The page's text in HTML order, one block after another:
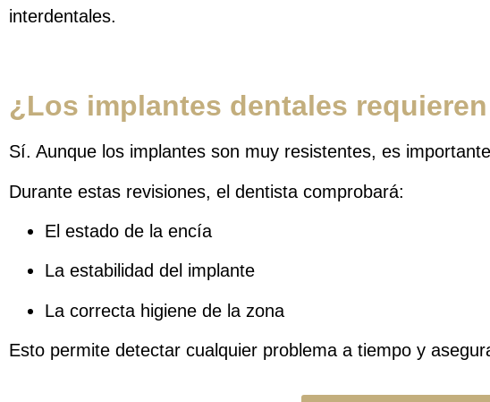
interdentales.
¿Los implantes dentales
Sí. Aunque los implantes son muy resistentes, es
Durante estas revisiones, el dentista comprobará:
El estado de la encía
La estabilidad del implante
La correcta higiene de la zona
Esto permite detectar cualquier problema a tiempo y